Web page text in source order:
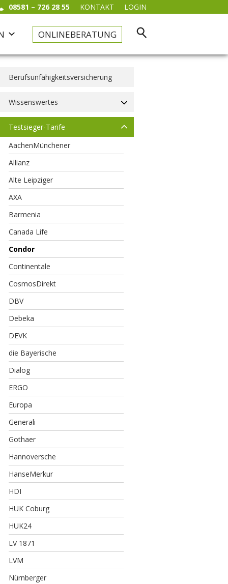
08581 – 726 28 55 KONTAKT LOGIN
ONLINEBERATUNG
Kfz & Haftpflicht
Haftpflichtversicherung
Tierhalterhaftpflicht
Berufsunfähigkeitsversicherung
Wissenswertes
Testsieger-Tarife
AachenMünchener
Allianz
Alte Leipziger
AXA
Barmenia
Canada Life
Condor
Continentale
CosmosDirekt
DBV
Debeka
DEVK
die Bayerische
Dialog
ERGO
Europa
Generali
Gothaer
Hannoversche
HanseMerkur
HDI
HUK Coburg
HUK24
LV 1871
LVM
Nürnberger